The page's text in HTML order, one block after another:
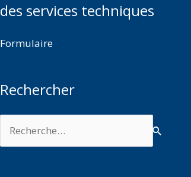
des services techniques
Formulaire
Rechercher